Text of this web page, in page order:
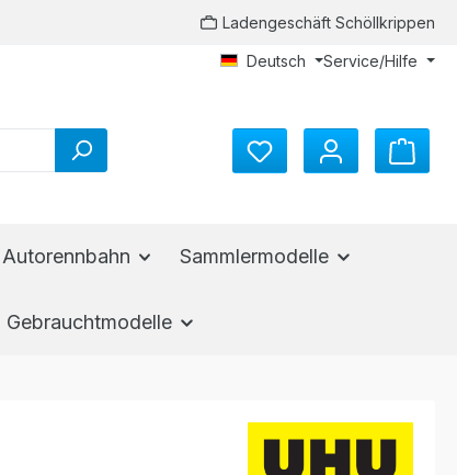
Ladengeschäft Schöllkrippen
Deutsch Service/Hilfe
Sammlermodelle
Gebrauchtmodelle